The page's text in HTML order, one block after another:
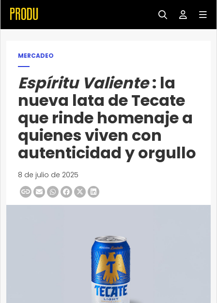
MERCADEO
Espíritu Valiente: la
nueva lata de Tecate
que rinde homenaje a
quienes viven con
autenticidad y orgullo
8 de julio de 2025